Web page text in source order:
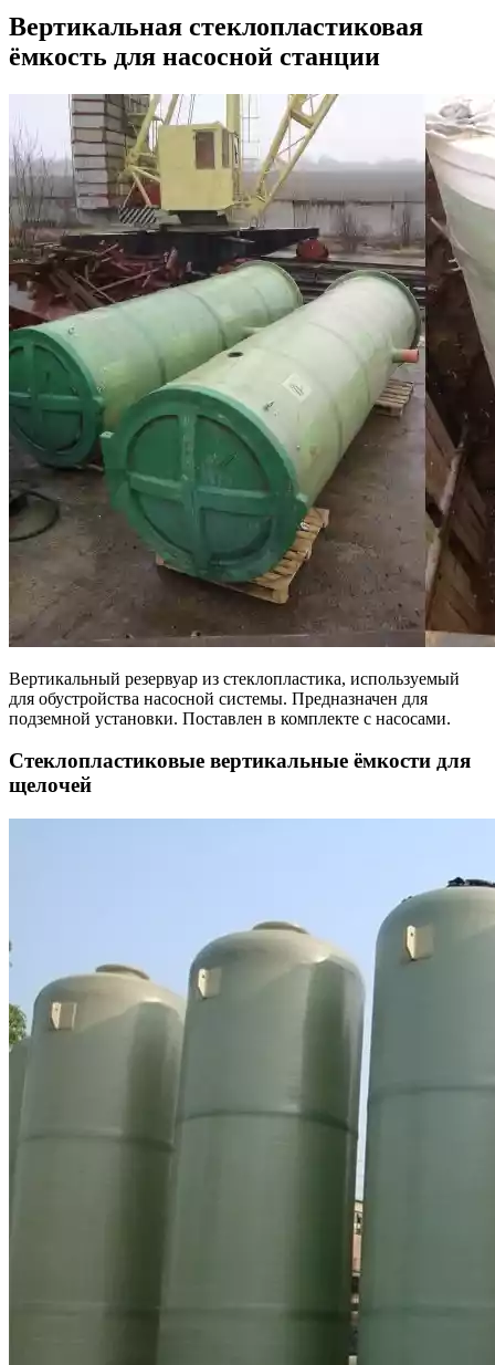
Вертикальная стеклопластиковая
ёмкость для насосной станции
Вертикальный резервуар из стеклопластика, используемый
для обустройства насосной системы. Предназначен для
подземной установки. Поставлен в комплекте с насосами.
Стеклопластиковые вертикальные ёмкости для
щелочей